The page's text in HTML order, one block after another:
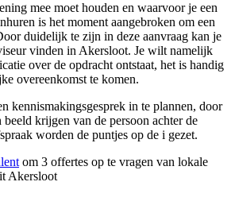
mee moet houden en waarvoor je een
is het moment aangebroken om een
duidelijk te zijn in deze aanvraag kan je
vinden in Akersloot. Je wilt namelijk
over de opdracht ontstaat, het is handig
overeenkomst te komen.
kennismakingsgesprek in te plannen, door
beeld krijgen van de persoon achter de
worden de puntjes op de i gezet.
om 3 offertes op te vragen van lokale
Akersloot